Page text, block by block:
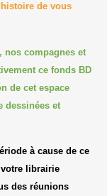
de vous
nos compagnes et
ce fonds BD
de cet espace
dessinées et
à cause de ce
librairie
des réunions